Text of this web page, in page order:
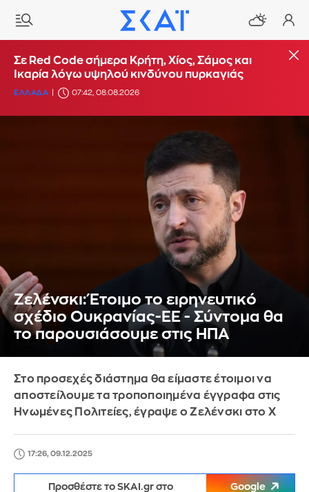
Σε Red Code σήμερα Κρήτη, Χίος, Σάμος και
Ικαρία λόγω υψηλού κινδύνου πυρκαγιάς
ΕΛΛΑΔΑ 07:42, 08.08.2026
Ζελένσκι: Έτοιμο το ειρηνευτικό
σχέδιο Ουκρανίας-ΕΕ - Σύντομα θα
το παρουσιάσουμε στις ΗΠΑ
Στο προσεχές διάστημα θα είμαστε έτοιμοι να
αποστείλουμε τα τροποποιημένα έγγραφα στις
Ηνωμένες Πολιτείες, έγραψε ο Ζελένσκι στο Χ
17:26, 09.12.2025
Προσθέστε το SKAI.gr στο Google